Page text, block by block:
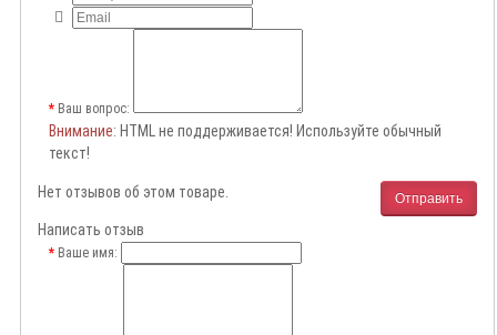
Ваш вопрос:
Внимание: HTML не поддерживается! Используйте обычный
текст!
Отправить
Нет отзывов об этом товаре.
Написать отзыв
Ваше имя: